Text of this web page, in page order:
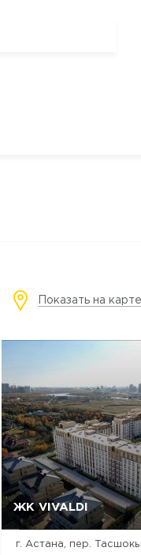
Показать на карте
ЖК VIVALDI
г. Астана, пер.
Да, удалить